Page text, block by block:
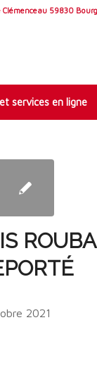
59830
services en ligne
2021